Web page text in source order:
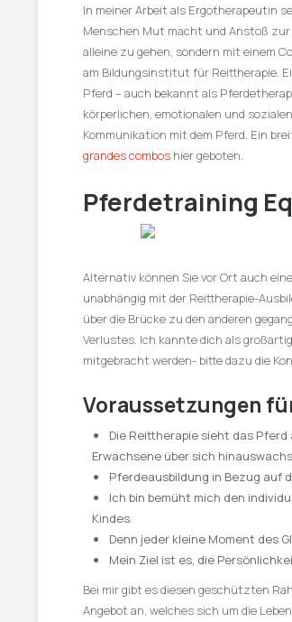
In meiner Arbeit als Ergotherapeutin
Menschen Mut macht und Anstoß
alleine zu gehen, sondern mit einem
am Bildungsinstitut für Reittherapie.
Pferd – auch bekannt als
körperlichen, emotionalen und
Kommunikation mit dem Pferd. Ein
grandes combos hier geboten.
Pferdetraining
Alternativ können Sie vor Ort auch
unabhängig mit der Reittherapie-
über die Brücke zu den anderen
Verlustes. Ich kannte dich als
mitgebracht werden- bitte dazu die
Voraussetzungen
Die Reittherapie sieht das
Erwachsene über sich
Pferdeausbildung in Bezug auf
Ich bin bemüht mich den
Kindes.
Denn jeder kleine Moment des
Mein Ziel ist es, die
Bei mir gibt es diesen geschützten
Angebot an, welches sich um die